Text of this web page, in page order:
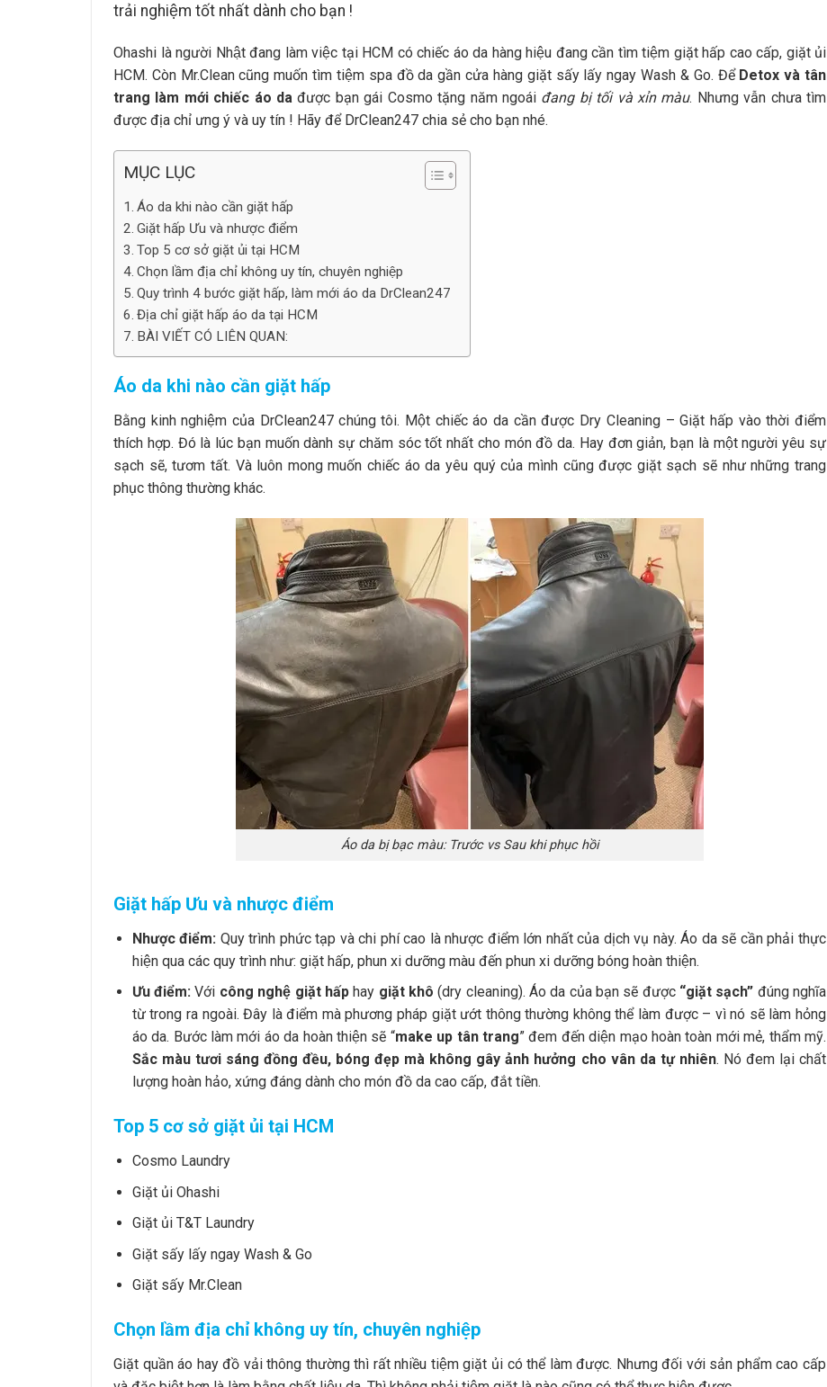
trải nghiệm tốt nhất dành cho bạn !
Ohashi là người Nhật đang làm việc tại HCM có chiếc áo da hàng hiệu đang cần tìm tiệm giặt hấp cao cấp, giặt ủi
HCM. Còn Mr.Clean cũng muốn tìm tiệm spa đồ da gần cửa hàng giặt sấy lấy ngay Wash & Go. Để Detox và tân
trang làm mới chiếc áo da được bạn gái Cosmo tặng năm ngoái đang bị tối và xỉn màu. Nhưng vẫn chưa tìm
được địa chỉ ưng ý và uy tín ! Hãy để DrClean247 chia sẻ cho bạn nhé.
MỤC LỤC
Áo da khi nào cần giặt hấp
Giặt hấp Ưu và nhược điểm
Top 5 cơ sở giặt ủi tại HCM
Chọn lầm địa chỉ không uy tín, chuyên nghiệp
Quy trình 4 bước giặt hấp, làm mới áo da DrClean247
Địa chỉ giặt hấp áo da tại HCM
BÀI VIẾT CÓ LIÊN QUAN:
Áo da khi nào cần giặt hấp
Bằng kinh nghiệm của DrClean247 chúng tôi. Một chiếc áo da cần được Dry Cleaning – Giặt hấp vào thời điểm
thích hợp. Đó là lúc bạn muốn dành sự chăm sóc tốt nhất cho món đồ da. Hay đơn giản, bạn là một người yêu sự
sạch sẽ, tươm tất. Và luôn mong muốn chiếc áo da yêu quý của mình cũng được giặt sạch sẽ như những trang
phục thông thường khác.
Áo da bị bạc màu: Trước vs Sau khi phục hồi
Giặt hấp Ưu và nhược điểm
Nhược điểm: Quy trình phức tạp và chi phí cao là nhược điểm lớn nhất của dịch vụ này. Áo da sẽ cần phải thực
hiện qua các quy trình như: giặt hấp, phun xi dưỡng màu đến phun xi dưỡng bóng hoàn thiện.
Ưu điểm: Với công nghệ giặt hấphay giặt khô (dry cleaning). Áo da của bạn sẽ được “giặt sạch” đúng nghĩa
từ trong ra ngoài. Đây là điểm mà phương pháp giặt ướt thông thường không thể làm được – vì nó sẽ làm hỏng
áo da. Bước làm mới áo da hoàn thiện sẽ “make up tân trang” đem đến diện mạo hoàn toàn mới mẻ, thẩm mỹ.
Sắc màu tươi sáng đồng đều, bóng đẹp mà không gây ảnh hưởng cho vân da tự nhiên. Nó đem lại chất
lượng hoàn hảo, xứng đáng dành cho món đồ da cao cấp, đắt tiền.
Top 5 cơ sở giặt ủi tại HCM
Cosmo Laundry
Giặt ủi Ohashi
Giặt ủi T&T Laundry
Giặt sấy lấy ngay Wash & Go
Giặt sấy Mr.Clean
Chọn lầm địa chỉ không uy tín, chuyên nghiệp
Giặt quần áo hay đồ vải thông thường thì rất nhiều tiệm giặt ủi có thể làm được. Nhưng đối với sản phẩm cao cấp